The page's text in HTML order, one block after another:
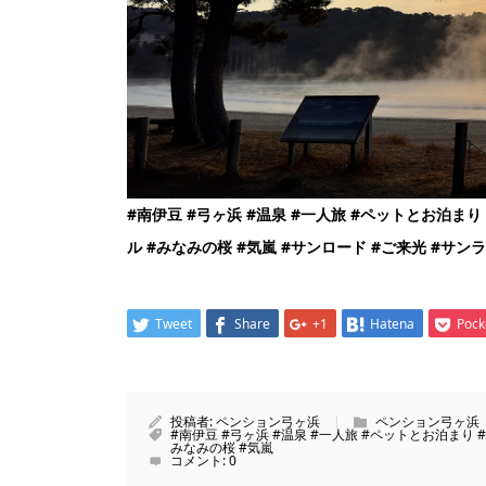
#南伊豆 #弓ヶ浜 #温泉 #一人旅 #ペットとお泊まり
ル#みなみの桜 #気嵐 #サンロード #ご来光 #サン
Tweet Share +1 Hatena
投稿者:ペンション弓ヶ浜 ペンション弓ヶ浜
#南伊豆 #弓ヶ浜 #温泉 #一人旅 #ペットとお泊まり
みなみの桜 #気嵐
コメント:0